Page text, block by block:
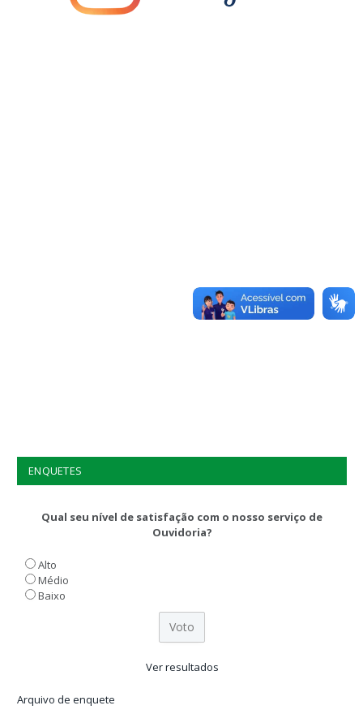
ENQUETES
Qual seu nível de satisfação com o nosso serviço de
Ouvidoria?
Alto
Médio
Baixo
Ver resultados
Arquivo de enquete